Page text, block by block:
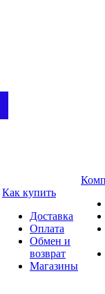
Как купить
Доставка
Оплата
Обмен и
возврат
Магазины